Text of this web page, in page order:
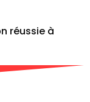
réussie à